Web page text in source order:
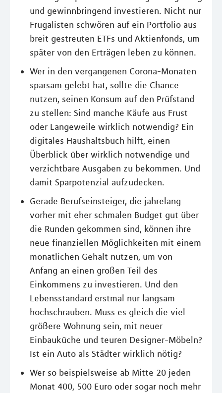
und gewinnbringend investieren. Nicht nur
Frugalisten schwören auf ein Portfolio aus
breit gestreuten ETFs und Aktienfonds, um
später von den Erträgen leben zu können.
Wer in den vergangenen Corona-Monaten
sparsam gelebt hat, sollte die Chance
nutzen, seinen Konsum auf den Prüfstand
zu stellen: Sind manche Käufe aus Frust
oder Langeweile wirklich notwendig? Ein
digitales Haushaltsbuch hilft, einen
Überblick über wirklich notwendige und
verzichtbare Ausgaben zu bekommen. Und
damit Sparpotenzial aufzudecken.
Gerade Berufseinsteiger, die jahrelang
vorher mit eher schmalen Budget gut über
die Runden gekommen sind, können ihre
neue finanziellen Möglichkeiten mit einem
monatlichen Gehalt nutzen, um von
Anfang an einen großen Teil des
Einkommens zu investieren. Und den
Lebensstandard erstmal nur langsam
hochschrauben. Muss es gleich die viel
größere Wohnung sein, mit neuer
Einbauküche und teuren Designer-Möbeln?
Ist ein Auto als Städter wirklich nötig?
Wer so beispielsweise ab Mitte 20 jeden
Monat 400, 500 Euro oder sogar noch mehr